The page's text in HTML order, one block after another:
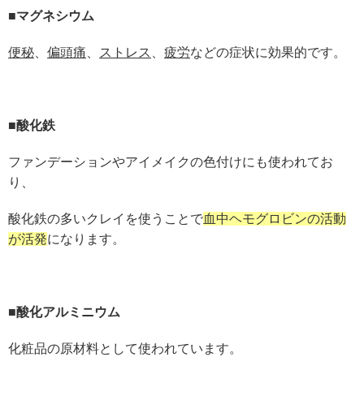
■マグネシウム
便秘 偏頭痛 ストレス 疲労などの症状に効果的です。
■酸化鉄
ファンデーションやアイメイクの色付けにも使われてお
り、
酸化鉄の多いクレイを使うことで血中ヘモグロビンの活動
が活発になります。
■酸化アルミニウム
化粧品の原材料として使われています。